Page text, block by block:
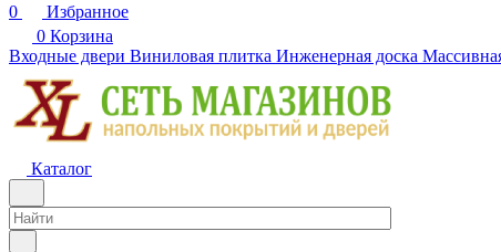
0
Избранное
0 Корзина
Входные двери Виниловая плитка Инженерная доска
Каталог